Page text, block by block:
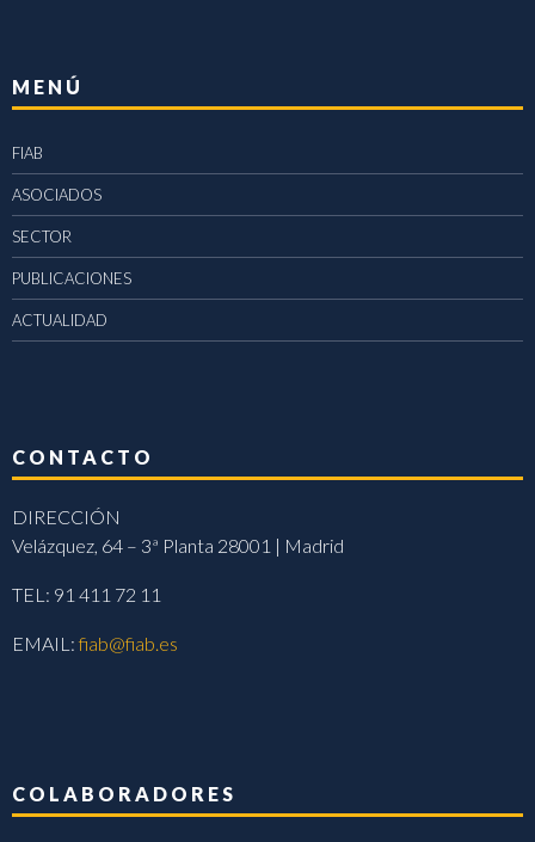
MENÚ
FIAB
ASOCIADOS
SECTOR
PUBLICACIONES
ACTUALIDAD
CONTACTO
DIRECCIÓN
Velázquez, 64 – 3ª Planta 28001 | Madrid
TEL: 91 411 72 11
EMAIL:fiab@fiab.es
COLABORADORES